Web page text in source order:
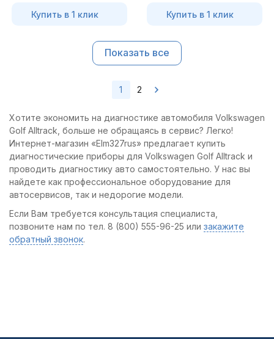
Купить в 1 клик Купить в 1 клик
Показать все
1 2
Хотите экономить на диагностике автомобиля Volkswagen
Golf Alltrack, больше не обращаясь в сервис? Легко!
Интернет-магазин «Elm327rus» предлагает купить
диагностические приборы для Volkswagen Golf Alltrack и
проводить диагностику авто самостоятельно. У нас вы
найдете как профессиональное оборудование для
автосервисов, так и недорогие модели.
Если Вам требуется консультация специалиста,
позвоните нам по тел. 8 (800) 555-96-25 или закажите
обратный звонок.